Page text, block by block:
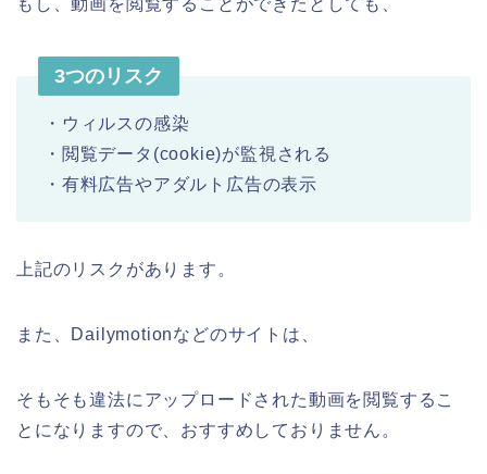
もし、動画を閲覧することができたとしても、
3つのリスク
・ウィルスの感染
・閲覧データ(cookie)が監視される
・有料広告やアダルト広告の表示
上記のリスクがあります。
また、Dailymotionなどのサイトは、
そもそも違法にアップロードされた動画を閲覧するこ
とになりますので、おすすめしておりません。